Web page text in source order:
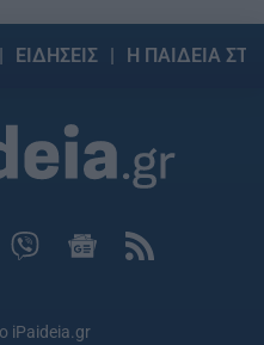
ΕΙΔΗΣΕΙΣ Η ΠΑΙΔΕΙΑ
iPaideia.gr